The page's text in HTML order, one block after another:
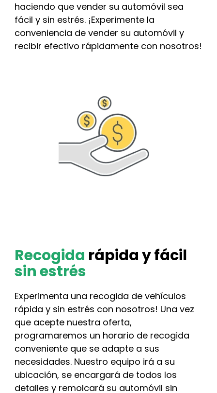
haciendo que vender su automóvil sea
fácil y sin estrés. ¡Experimente la
conveniencia de vender su automóvil y
recibir efectivo rápidamente con nosotros!
Recogida rápida y fácil
sin estrés
Experimenta una recogida de vehículos
rápida y sin estrés con nosotros! Una vez
que acepte nuestra oferta,
programaremos un horario de recogida
conveniente que se adapte a sus
necesidades. Nuestro equipo irá a su
ubicación, se encargará de todos los
detalles y remolcará su automóvil sin